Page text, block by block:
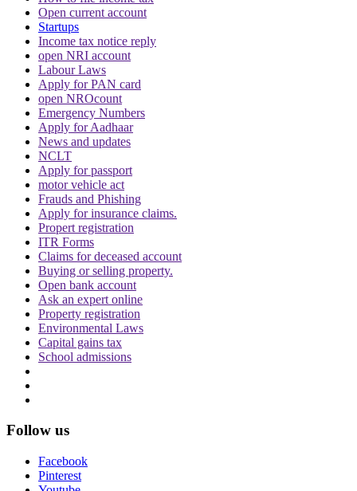
दिवाली पर Delhi-NCR के लोग फोड़ सकेंगे पटाखें,
इन शर्तों के साथ सुप्रीम कोर्ट ने दी ये इजाजत
बिहार विधानसभा चुनाव लड़ने के लिए अंतरिम जमानत
की मांग, शरजील इमाम ने Delhi Court से याचिका
वापस ली, अब सुप्रीम कोर्ट जाएंगे
थानों में लोगों की मौत के मामले में सुप्रीम कोर्ट सख्त,
सरकार से मांगा जवाब
Open current account
Startups
Income tax notice reply
open NRI account
Labour Laws
Apply for PAN card
open NROcount
Emergency Numbers
Apply for Aadhaar
News and updates
NCLT
Apply for passport
motor vehicle act
Frauds and Phishing
Apply for insurance claims.
Propert registration
ITR Forms
Claims for deceased account
Buying or selling property.
Open bank account
Ask an expert online
Property registration
Environmental Laws
Capital gains tax
School admissions
Follow us
Facebook
Pinterest